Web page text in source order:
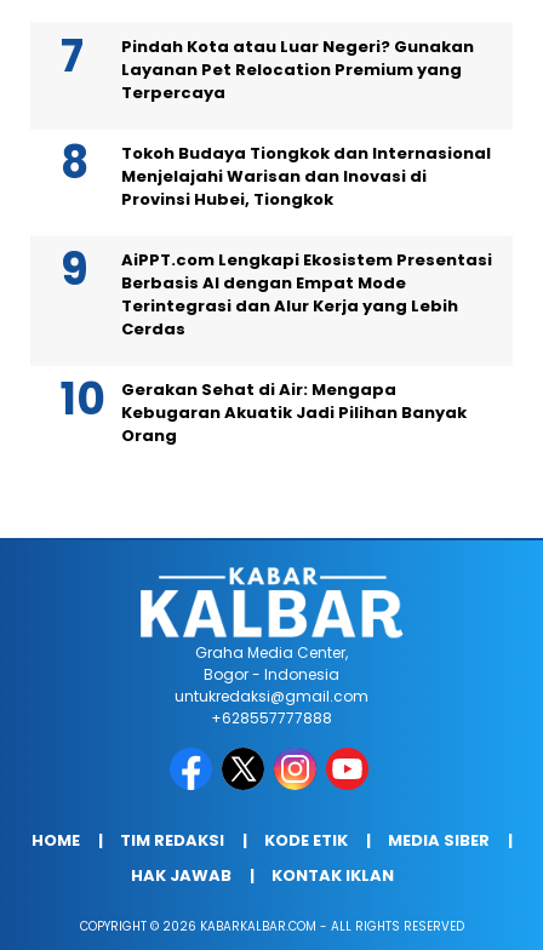
Pindah Kota atau Luar Negeri? Gunakan
Layanan Pet Relocation Premium yang
Terpercaya
Tokoh Budaya Tiongkok dan Internasional
Menjelajahi Warisan dan Inovasi di
Provinsi Hubei, Tiongkok
AiPPT.com Lengkapi Ekosistem Presentasi
Berbasis AI dengan Empat Mode
Terintegrasi dan Alur Kerja yang Lebih
Cerdas
Gerakan Sehat di Air: Mengapa
Kebugaran Akuatik Jadi Pilihan Banyak
Orang
Graha Media Center,
Bogor - Indonesia
untukredaksi@gmail.com
+628557777888
HOME TIM REDAKSI KODE ETIK
MEDIA SIBER
HAK JAWAB
KONTAK IKLAN
COPYRIGHT © 2026 KABARKALBAR.COM - ALL RIGHTS RESERVED